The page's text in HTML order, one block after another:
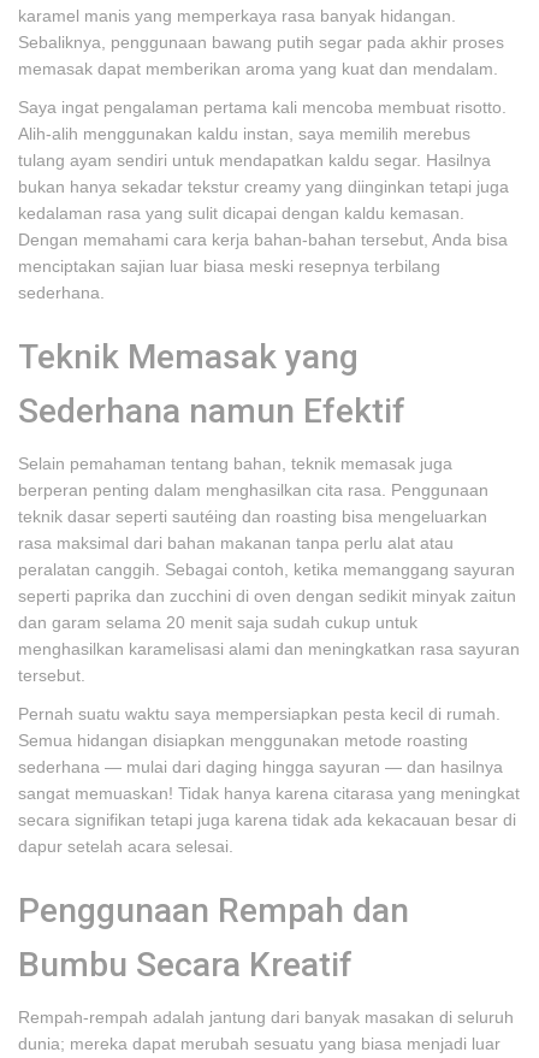
karamel manis yang memperkaya rasa banyak hidangan.
Sebaliknya, penggunaan bawang putih segar pada akhir proses
memasak dapat memberikan aroma yang kuat dan mendalam.
Saya ingat pengalaman pertama kali mencoba membuat risotto.
Alih-alih menggunakan kaldu instan, saya memilih merebus
tulang ayam sendiri untuk mendapatkan kaldu segar. Hasilnya
bukan hanya sekadar tekstur creamy yang diinginkan tetapi juga
kedalaman rasa yang sulit dicapai dengan kaldu kemasan.
Dengan memahami cara kerja bahan-bahan tersebut, Anda bisa
menciptakan sajian luar biasa meski resepnya terbilang
sederhana.
Teknik Memasak yang
Sederhana namun Efektif
Selain pemahaman tentang bahan, teknik memasak juga
berperan penting dalam menghasilkan cita rasa. Penggunaan
teknik dasar seperti sautéing dan roasting bisa mengeluarkan
rasa maksimal dari bahan makanan tanpa perlu alat atau
peralatan canggih. Sebagai contoh, ketika memanggang sayuran
seperti paprika dan zucchini di oven dengan sedikit minyak zaitun
dan garam selama 20 menit saja sudah cukup untuk
menghasilkan karamelisasi alami dan meningkatkan rasa sayuran
tersebut.
Pernah suatu waktu saya mempersiapkan pesta kecil di rumah.
Semua hidangan disiapkan menggunakan metode roasting
sederhana — mulai dari daging hingga sayuran — dan hasilnya
sangat memuaskan! Tidak hanya karena citarasa yang meningkat
secara signifikan tetapi juga karena tidak ada kekacauan besar di
dapur setelah acara selesai.
Penggunaan Rempah dan
Bumbu Secara Kreatif
Rempah-rempah adalah jantung dari banyak masakan di seluruh
dunia; mereka dapat merubah sesuatu yang biasa menjadi luar